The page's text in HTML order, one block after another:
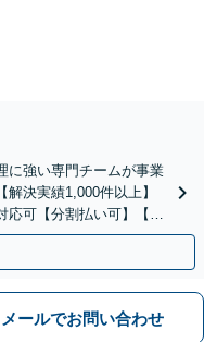
に強い専門チームが事業
決実績1,000件以上】
応可【分割払い可】【後
メールでお問い合わせ